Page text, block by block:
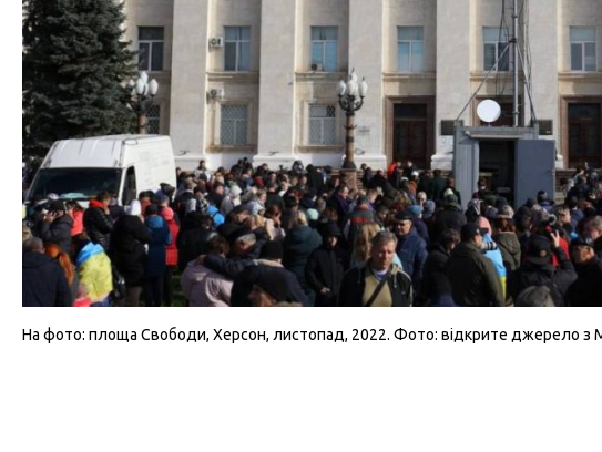
На фото: площа Свободи, Херсон, листопад, 2022. Фото: відкрите джерело з